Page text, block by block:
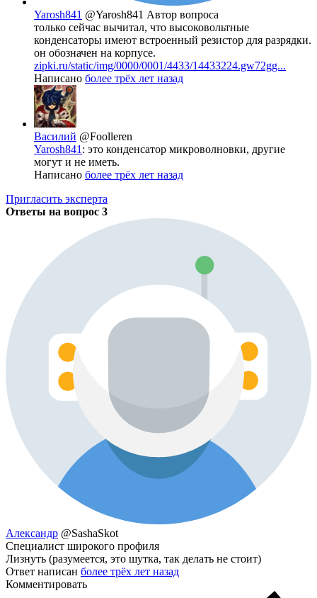
Yarosh841 @Yarosh841 Автор вопроса
только сейчас вычитал, что высоковольтные
конденсаторы имеют встроенный резистор для разрядки.
он обозначен на корпусе.
zipki.ru/static/img/0000/0001/4433/14433224.gw72gg...
Написано более трёх лет назад
Василий @Foolleren
Yarosh841 : это конденсатор микроволновки, другие
могут и не иметь.
Написано более трёх лет назад
Пригласить эксперта
Ответы на вопрос 3
Александр @SashaSkot
Специалист широкого профиля
Лизнуть (разумеется, это шутка, так делать не стоит)
Ответ написан более трёх лет назад
Комментировать